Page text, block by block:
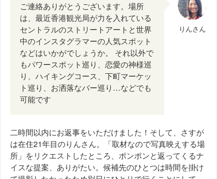
りんさん
ご連絡ありがとうございます。場所
は、最近香港観光局が力を入れている
セントラルのストリートアートと世界
中のインスタグラマーの人気スポット
などはいかがでしょうか。 それ以外で
もパワースポット巡り、恋愛の神様巡
り、ハイキングコース、下町マーケッ
ト巡り、お洒落なバー巡り…などでも
可能です
二時間以内にお返事をいただけました！そして、さすが
は在住21年目のりんさん。「取材なので写真映えする場
所」をリクエストしたところ、ポンポンと返ってくるナ
イスな提案、ありがたい。候補先のひとつは時間を掛け